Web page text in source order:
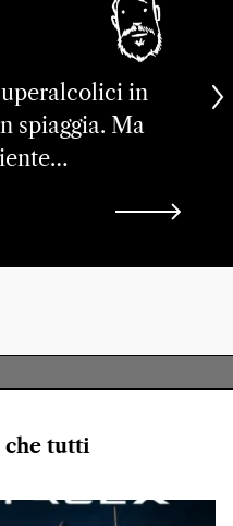
in
spiaggia. Ma
che tutti